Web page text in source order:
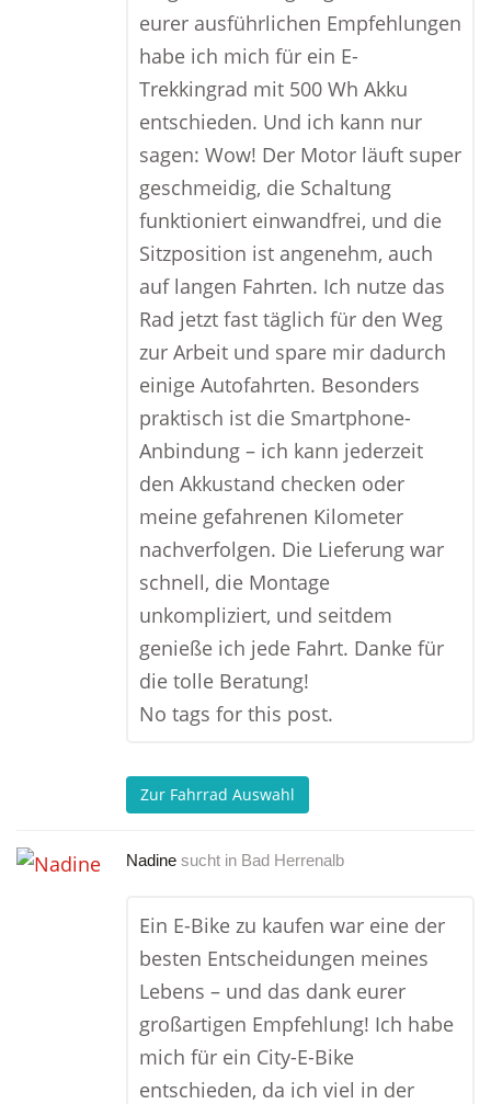
eurer ausführlichen Empfehlungen
habe ich mich für ein E-
Trekkingrad mit 500 Wh Akku
entschieden. Und ich kann nur
sagen: Wow! Der Motor läuft super
geschmeidig, die Schaltung
funktioniert einwandfrei, und die
Sitzposition ist angenehm, auch
auf langen Fahrten. Ich nutze das
Rad jetzt fast täglich für den Weg
zur Arbeit und spare mir dadurch
einige Autofahrten. Besonders
praktisch ist die Smartphone-
Anbindung – ich kann jederzeit
den Akkustand checken oder
meine gefahrenen Kilometer
nachverfolgen. Die Lieferung war
schnell, die Montage
unkompliziert, und seitdem
genieße ich jede Fahrt. Danke für
die tolle Beratung!
No tags for this post.
Zur Fahrrad Auswahl
Nadine sucht in Bad Herrenalb
Ein E-Bike zu kaufen war eine der
besten Entscheidungen meines
Lebens – und das dank eurer
großartigen Empfehlung! Ich habe
mich für ein City-E-Bike
entschieden, da ich viel in der